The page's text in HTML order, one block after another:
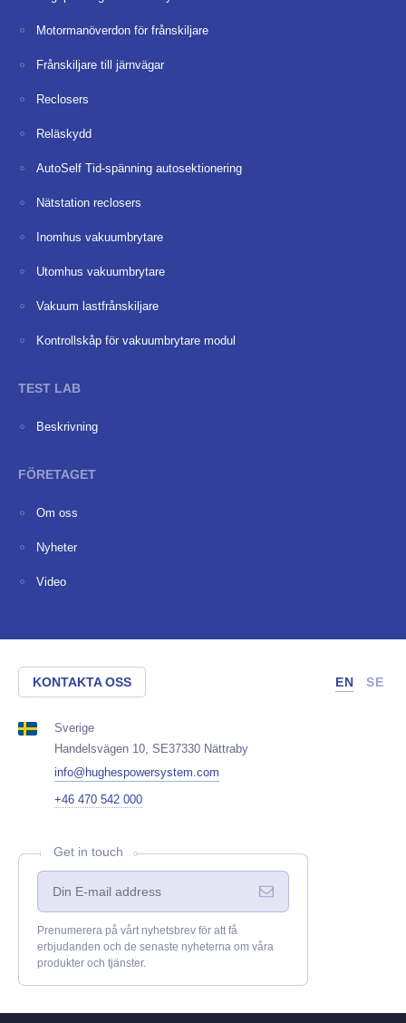
Motormanöverdon för frånskiljare
Frånskiljare till järnvägar
Reclosers
Reläskydd
AutoSelf Tid-spänning autosektionering
Nätstation reclosers
Inomhus vakuumbrytare
Utomhus vakuumbrytare
Vakuum lastfrånskiljare
Kontrollskåp för vakuumbrytare modul
TEST LAB
Beskrivning
FÖRETAGET
Om oss
Nyheter
Video
KONTAKTA OSS EN SE
Sverige
Handelsvägen 10, SE37330 Nättraby
info@hughespowersystem.com
+46 470 542 000
Get in touch
Prenumerera på vårt nyhetsbrev för att få
erbjudanden och de senaste nyheterna om våra
produkter och tjänster.